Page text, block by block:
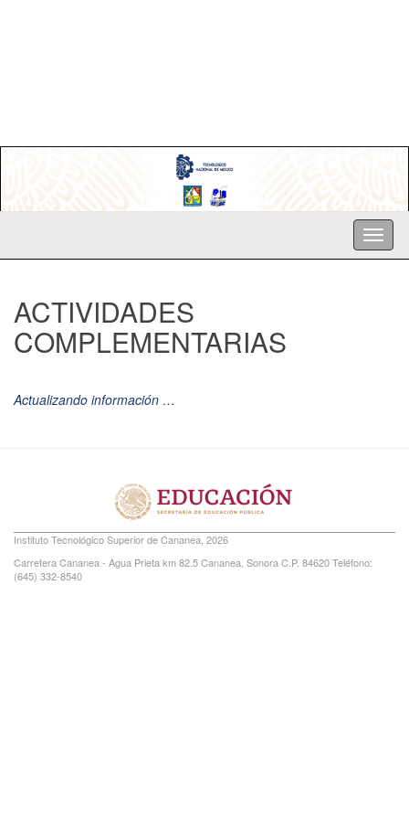
ACTIVIDADES
COMPLEMENTARIAS
Actualizando información …
Instituto Tecnológico Superior de Cananea, 2026
Carretera Cananea - Agua Prieta km 82.5 Cananea, Sonora C.P. 84620 Teléfono:
(645) 332-8540